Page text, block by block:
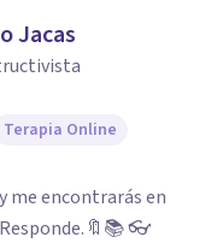
Jacas
Terapia Online
me encontrarás en
👓